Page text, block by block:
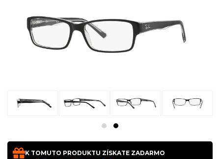
K TOMUTO PRODUKTU ZÍSKATE ZADARMO